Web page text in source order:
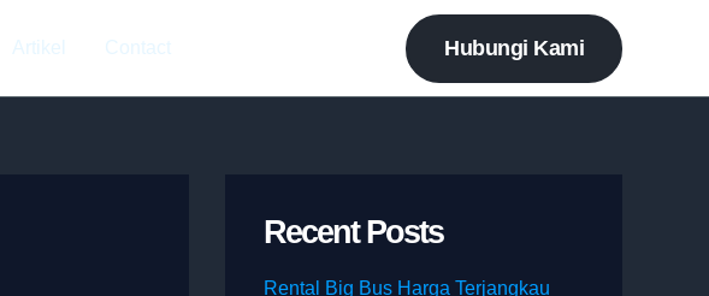
Artikel Contact Hubungi Kami
Recent Posts
Rental Big Bus Harga Terjangkau